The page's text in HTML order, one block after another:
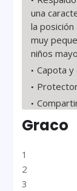
una
la
muy
niños
Capota y
Graco
1
2
3